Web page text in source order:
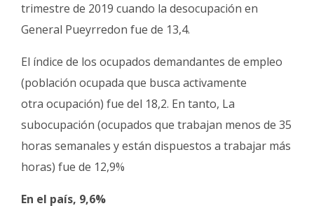
trimestre de 2019 cuando la desocupación en
General Pueyrredon fue de 13,4.
El índice de los ocupados demandantes de empleo
(población ocupada que busca activamente
otra ocupación) fue del 18,2. En tanto, La
subocupación (ocupados que trabajan menos de 35
horas semanales y están dispuestos a trabajar más
horas) fue de 12,9%
En el país, 9,6%